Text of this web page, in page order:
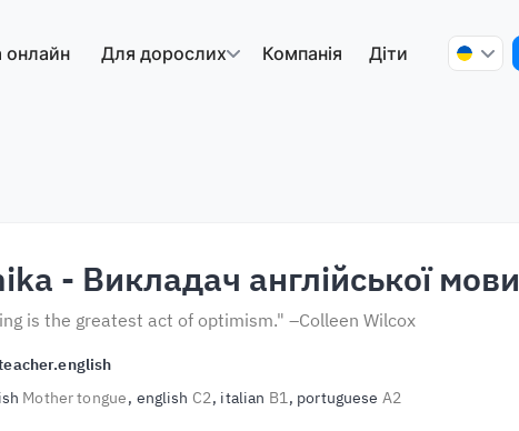
онлайн Для дорослих Компанія Діти
- Викладач англійської мови
is the greatest act of optimism." –Colleen Wilcox
Mother tongue english C2 italian B1 portuguese A2